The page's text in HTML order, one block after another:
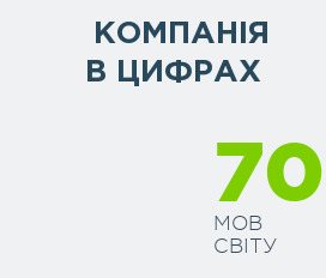
70
МОВ
СВІТУ
КОМПАНІЯ
В ЦИФРАХ